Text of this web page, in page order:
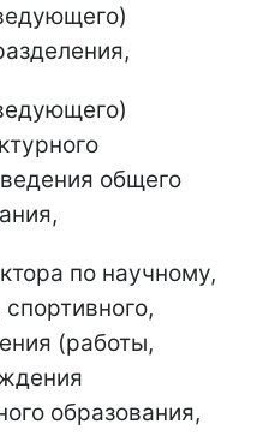
общего
по научному,
(работы,
образования,